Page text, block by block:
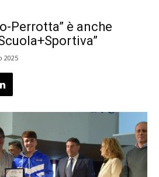
Perrotta” è anche
2025